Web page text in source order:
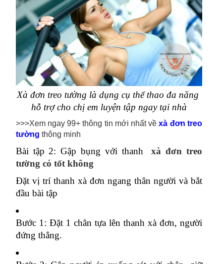
Xà đơn treo tường là dụng cụ thể thao đa năng
hỗ trợ cho chị em luyện tập ngay tại nhà
>>>Xem ngay 99+ thông tin mới nhất vềxà đơn treo
tường thông minh
Bài tập 2: Gập bụng với thanh
xà đơn treo
tường có tốt không
Đặt vị trí thanh xà đơn ngang thân người và bắt
đầu bài tập
Bước 1: Đặt 1 chân tựa lên thanh xà đơn, người
đứng thẳng.